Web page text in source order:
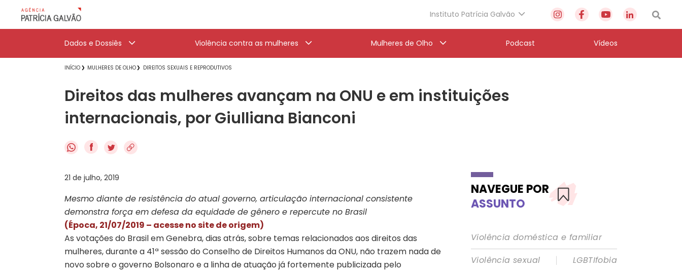
Instituto Patrícia Galvão
Dados e Dossiês Violência contra as mulheres Mulheres de Olho Podcast Vídeos
INÍCIO MULHERES DE OLHO DIREITOS SEXUAIS E REPRODUTIVOS
Direitos das mulheres avançam na ONU e em instituições
internacionais, por Giulliana Bianconi
f
21 de julho, 2019
Mesmo diante de resistência do atual governo, articulação internacional consistente
demonstra força em defesa da equidade de gênero e repercute no Brasil
(Época, 21/07/2019 – acesse no site de origem)
As votações do Brasil em Genebra, dias atrás, sobre temas relacionados aos direitos das
mulheres, durante a 41ª sessão do Conselho de Direitos Humanos da ONU, não trazem nada de
novo sobre o governo Bolsonaro e a linha de atuação já fortemente publicizada pelo
NAVEGUE POR
ASSUNTO
Violência doméstica e familiar
Violência sexual
|
LGBTIfobia